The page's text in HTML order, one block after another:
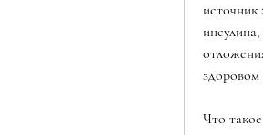
источник
здоровом
Что